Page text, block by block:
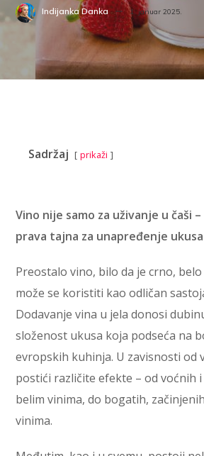
Indijanka Danka 1. januar 2025.
Sadržaj prikaži
Vino nije samo za uživanje u čaši
prava tajna za unapređenje
Preostalo vino, bilo da je crno,
može se koristiti kao odličan
Dodavanje vina u jela donosi
složenost ukusa koja podseća na
evropskih kuhinja. U zavisnosti od
postići različite efekte – od voćnih
belim vinima, do bogatih,
vinima.